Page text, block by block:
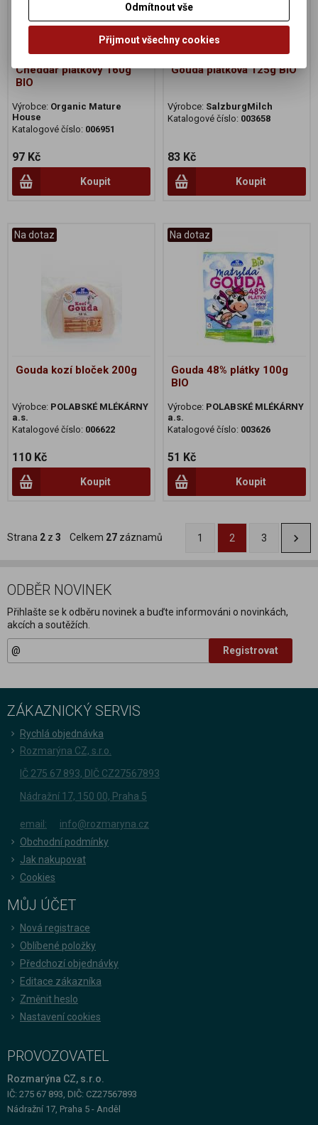
Cheddar plátkový 160g
BIO
Výrobce: Organic Mature
House
Katalogové číslo: 006951
97 Kč
Koupit
Gouda plátková 125g BIO
Výrobce: SalzburgMilch
Katalogové číslo: 003658
83 Kč
Koupit
Na dotaz
Gouda kozí bloček 200g
Výrobce: POLABSKÉ MLÉKÁRNY
a.s.
Katalogové číslo: 006622
110 Kč
Koupit
Na dotaz
Gouda 48% plátky 100g
BIO
Výrobce: POLABSKÉ MLÉKÁRNY
a.s.
Katalogové číslo: 003626
51 Kč
Koupit
Strana 2 z 3 Celkem 27 záznamů 1 2 3
ODBĚR NOVINEK
Přihlašte se k odběru novinek a buďte informováni o novinkách,
akcích a soutěžích.
Registrovat
ZÁKAZNICKÝ SERVIS
Rychlá objednávka
Rozmarýna CZ, s.r.o.
IČ 275 67 893, DIČ CZ27567893
Nádražní 17, 150 00, Praha 5
email:
info@rozmaryna.cz
Obchodní podmínky
Jak nakupovat
Cookies
MŮJ ÚČET
Nová registrace
Oblíbené položky
Předchozí objednávky
Editace zákazníka
Změnit heslo
Nastavení cookies
PROVOZOVATEL
Rozmarýna CZ, s.r.o.
IČ: 275 67 893, DIČ: CZ27567893
Nádražní 17, Praha 5 - Anděl
Odmítnout vše
Přijmout všechny cookies